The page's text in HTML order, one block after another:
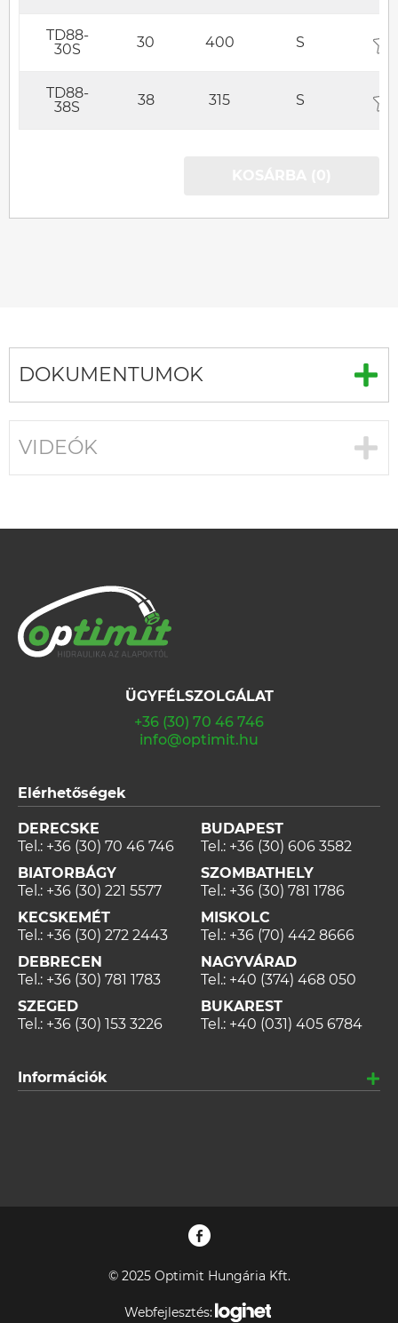
TD88-
30S
30 400 S
TD88-
38S
38 315 S
DOKUMENTUMOK
VIDEÓK
ÜGYFÉLSZOLGÁLAT
+36 (30) 70 46 746
info@optimit.hu
Elérhetőségek
DERECSKE
Tel.: +36 (30) 70 46 746
BIATORBÁGY
Tel.: +36 (30) 221 5577
KECSKEMÉT
Tel.: +36 (30) 272 2443
DEBRECEN
Tel.: +36 (30) 781 1783
SZEGED
Tel.: +36 (30) 153 3226
BUDAPEST
Tel.: +36 (30) 606 3582
SZOMBATHELY
Tel.: +36 (30) 781 1786
MISKOLC
Tel.: +36 (70) 442 8666
NAGYVÁRAD
Tel.: +40 (374) 468 050
BUKAREST
Tel.: +40 (031) 405 6784
Információk
© 2025 Optimit Hungária Kft.
Webfejlesztés: